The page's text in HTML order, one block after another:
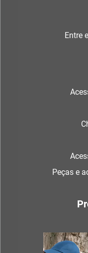
Entre
Peças e